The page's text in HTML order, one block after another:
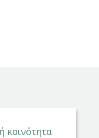
κοινότητα